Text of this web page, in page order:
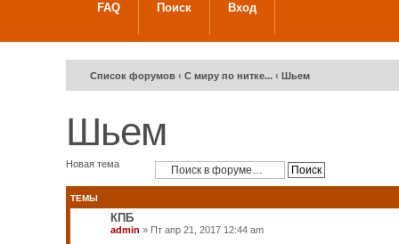
FAQ Поиск Вход
Список форумов ‹ С миру по нитке... ‹ Шьем
Шьем
Новая тема
ТЕМЫ
КПБ
admin » Пт апр 21, 2017 12:44 am